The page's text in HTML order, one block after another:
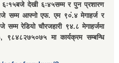
६ः१५बजे देखी ६ः४५सम्म र पुन प्रशारण
सम्म आफ्नो एफ. एम ९०ं.४ मेगाहर्ज र
रेडियो चौरजहारी ९४.८ मेगाहर्जमा
मा कार्यक्रम सम्बन्धि